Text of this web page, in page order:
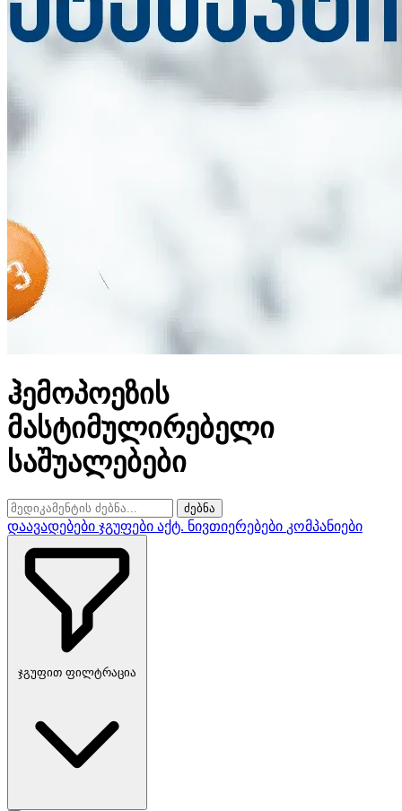
ჰემოპოეზის
მასტიმულირებელი
საშუალებები
ძებნა
დაავადებები ჯგუფები აქტ. ნივთიერებები კომპანიები
ჯგუფით ფილტრაცია